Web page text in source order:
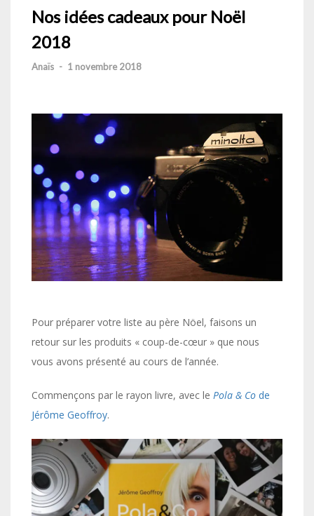
Nos idées cadeaux pour Noël
2018
Anaïs - 1 novembre 2018
Pour préparer votre liste au père Nöel, faisons un
retour sur les produits « coup-de-cœur » que nous
vous avons présenté au cours de l’année.
Commençons par le rayon livre, avec le Pola & Co de
Jérôme Geoffroy.